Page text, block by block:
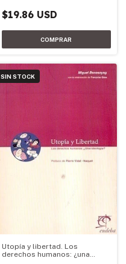
$19.86 USD
SIN STOCK
Utopía y libertad. Los
derechos humanos: ¿una